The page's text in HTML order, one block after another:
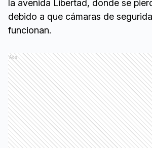
la avenida Libertad, donde se
debido a que cámaras de
funcionan.
Ads